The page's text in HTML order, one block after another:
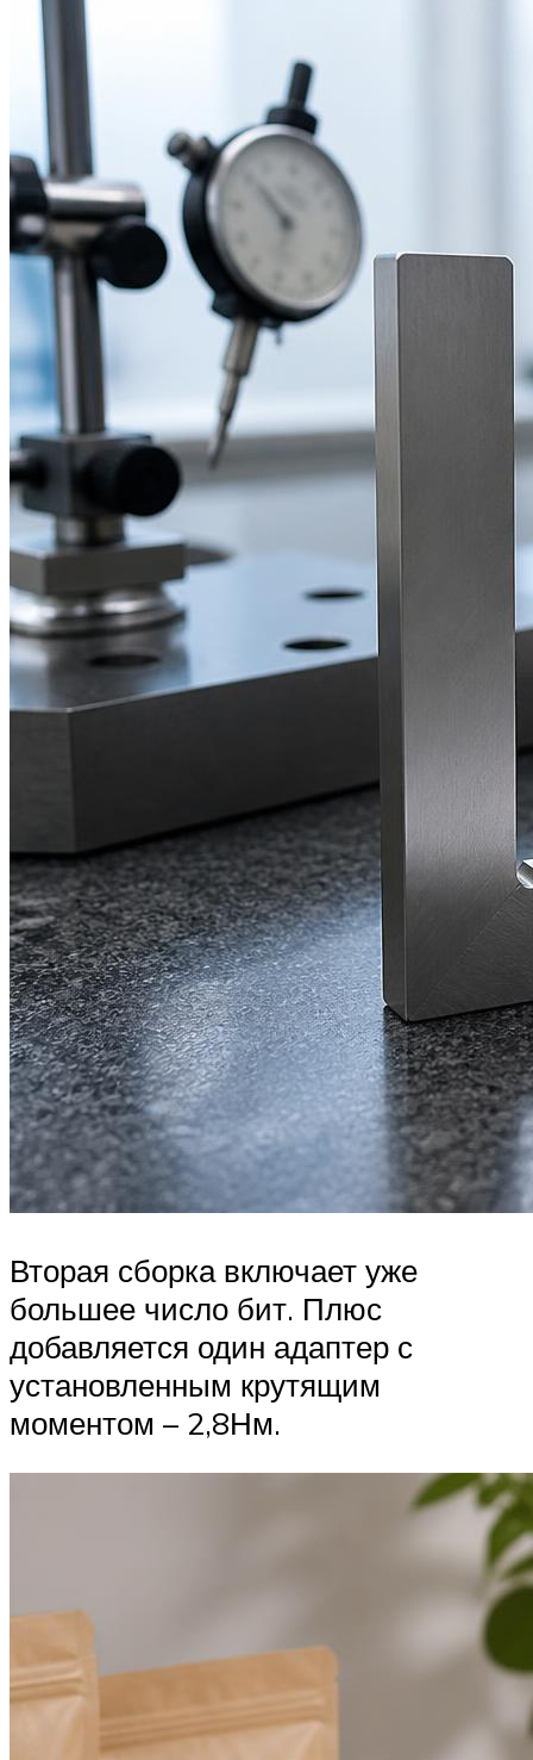
Вторая сборка включает уже
большее число бит. Плюс
добавляется один адаптер с
установленным крутящим
моментом – 2,8Нм.